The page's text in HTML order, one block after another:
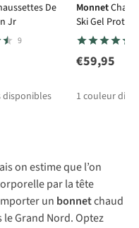
De
Jr
9
Monnet
Ski Gel Protec
€59,95
1 couleur
on estime que l’on
par la tête
un bonnetchaud
Grand Nord. Optez